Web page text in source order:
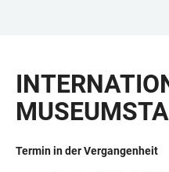
BARRIEREFREIHEIT
Termin in der Vergangenheit